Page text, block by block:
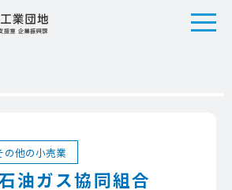
の他の小売業
油ガス協同組合